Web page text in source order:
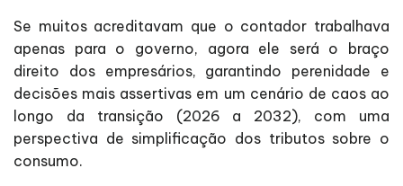
Se muitos acreditavam que o contador trabalhava
apenas para o governo, agora ele será o braço
direito dos empresários, garantindo perenidade e
decisões mais assertivas em um cenário de caos ao
longo da transição (2026 a 2032), com uma
perspectiva de simplificação dos tributos sobre o
consumo.